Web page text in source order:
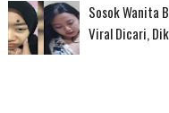
Sosok Wanita
Viral Dicari,